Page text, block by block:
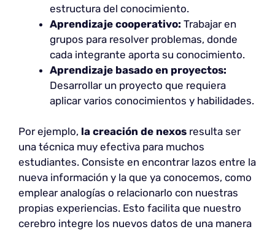
estructura del conocimiento.
Aprendizaje cooperativo: Trabajar en
grupos para resolver problemas, donde
cada integrante aporta su conocimiento.
Aprendizaje basado en proyectos:
Desarrollar un proyecto que requiera
aplicar varios conocimientos y habilidades.
Por ejemplo, la creación de nexos resulta ser
una técnica muy efectiva para muchos
estudiantes. Consiste en encontrar lazos entre la
nueva información y la que ya conocemos, como
emplear analogías o relacionarlo con nuestras
propias experiencias. Esto facilita que nuestro
cerebro integre los nuevos datos de una manera